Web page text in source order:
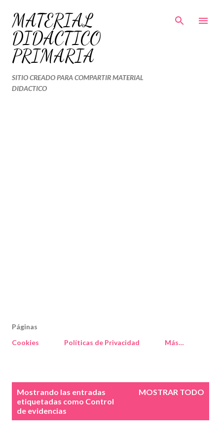
Ir al contenido principal
MATERIAL
DIDÁCTICO
PRIMARIA
SITIO CREADO PARA COMPARTIR MATERIAL
DIDACTICO
Páginas
Cookies
Políticas de Privacidad Más…
Mostrando las entradas
etiquetadas como Control
de evidencias
MOSTRAR TODO